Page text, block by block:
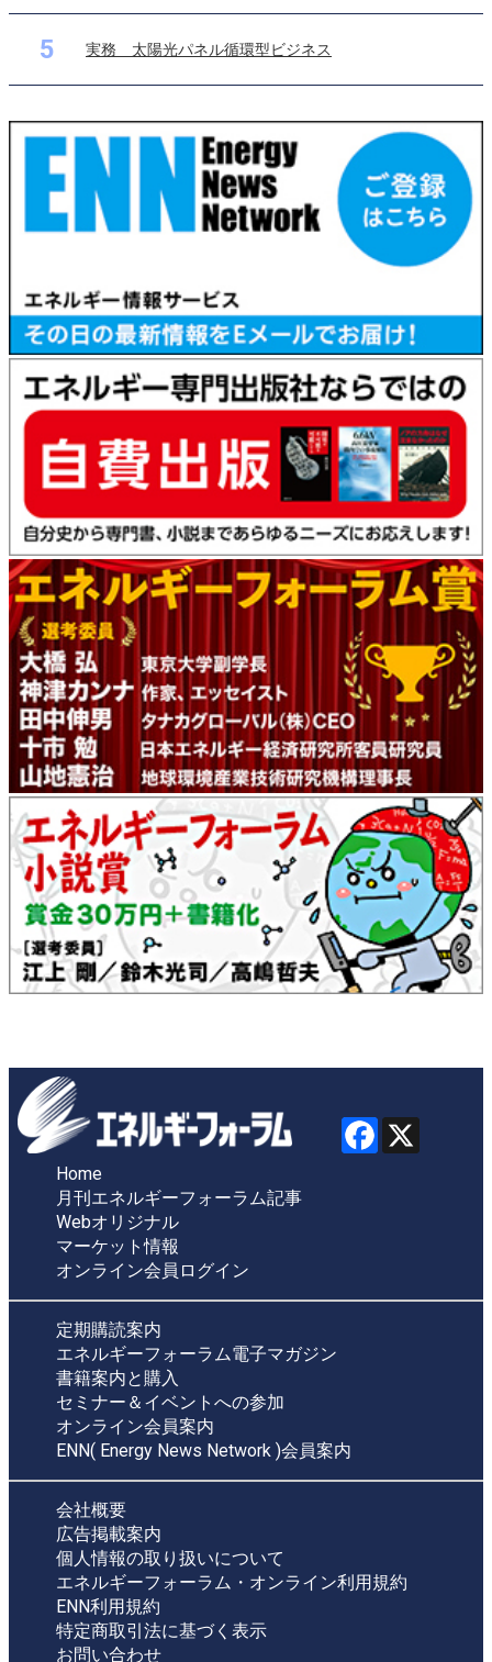
5 実務 太陽光パネル循環型ビジネス
Home
月刊エネルギーフォーラム記事
Webオリジナル
マーケット情報
オンライン会員ログイン
定期購読案内
エネルギーフォーラム電子マガジン
書籍案内と購入
セミナー＆イベントへの参加
オンライン会員案内
ENN( Energy News Network )会員案内
会社概要
広告掲載案内
個人情報の取り扱いについて
エネルギーフォーラム・オンライン利用規約
ENN利用規約
特定商取引法に基づく表示
お問い合わせ